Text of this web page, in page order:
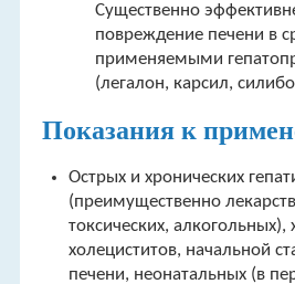
Cущественно
повреждение печени в
применяемыми
(легалон, карсил,
Показания к
Острых и хронических
(преимущественно
токсических, алкогольных),
холециститов, начальной
печени, неонатальных (в